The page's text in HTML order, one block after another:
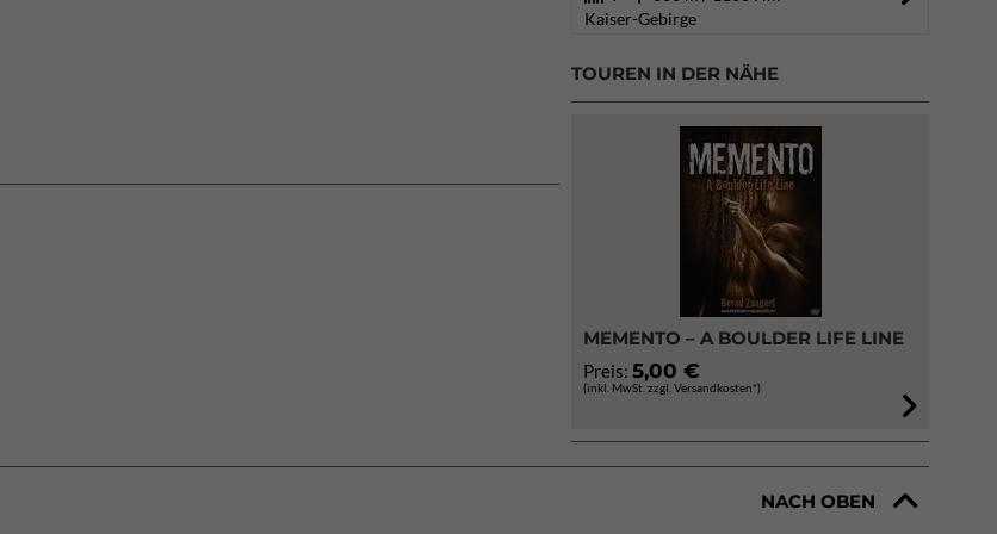
Kaiser-Gebirge
TOUREN IN DER NÄHE
MEMENTO – A BOULDER LIFE LINE
Preis: 5,00 €
(inkl. MwSt. zzgl. Versandkosten*)
NACH OBEN